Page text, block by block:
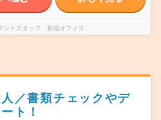
ントスタッフ 新宿オフィス
／書類チェックやデ
ト！